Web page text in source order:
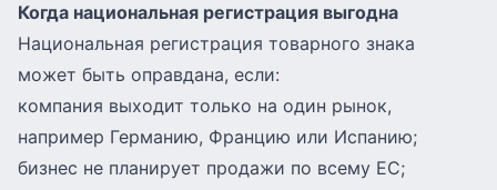
Когда национальная регистрация выгодна
Национальная регистрация товарного знака
может быть оправдана, если:
компания выходит только на один рынок,
например Германию, Францию или Испанию;
бизнес не планирует продажи по всему ЕС;